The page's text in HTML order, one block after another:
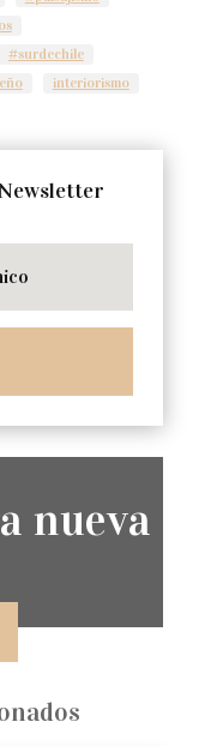
#surdechile
interiorismo
nueva